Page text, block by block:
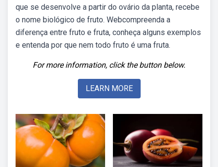
que se desenvolve a partir do ovário da planta, recebe
o nome biológico de fruto. Webcompreenda a
diferença entre fruto e fruta, conheça alguns exemplos
e entenda por que nem todo fruto é uma fruta.
For more information, click the button below.
LEARN MORE